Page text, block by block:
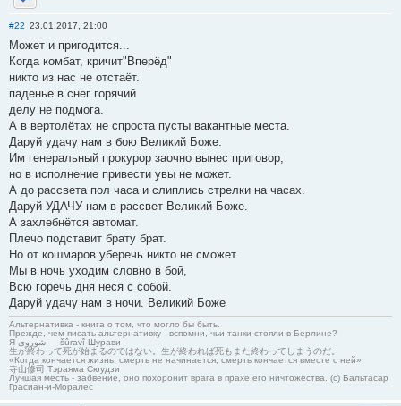
Отправить личное сообщение
#22 23.01.2017, 21:00
Может и пригодится...
Когда комбат, кричит"Вперёд"
никто из нас не отстаёт.
паденье в снег горячий
делу не подмога.
А в вертолётах не спроста пусты вакантные места.
Даруй удачу нам в бою Великий Боже.
Им генеральный прокурор заочно вынес приговор,
но в исполнение привести увы не может.
А до рассвета пол часа и слиплись стрелки на часах.
Даруй УДАЧУ нам в рассвет Великий Боже.
А захлебнётся автомат.
Плечо подставит брату брат.
Но от кошмаров уберечь никто не сможет.
Мы в ночь уходим словно в бой,
Всю горечь дня неся с собой.
Даруй удачу нам в ночи. Великий Боже
Альтернативка - книга о том, что могло бы быть.
Прежде, чем писать альтернативку - вспомни, чьи танки стояли в Берлине?
Я-شوروی — šûravî-Шурави
生が終わって死が始まるのではない。生が終われば死もまた終わってしまうのだ。
«Когда кончается жизнь, смерть не начинается, смерть кончается вместе с ней»
寺山修司 Тэраяма Сюудзи
Лучшая месть - забвение, оно похоронит врага в прахе его ничтожества. (с) Бальтасар
Грасиан-и-Моралес